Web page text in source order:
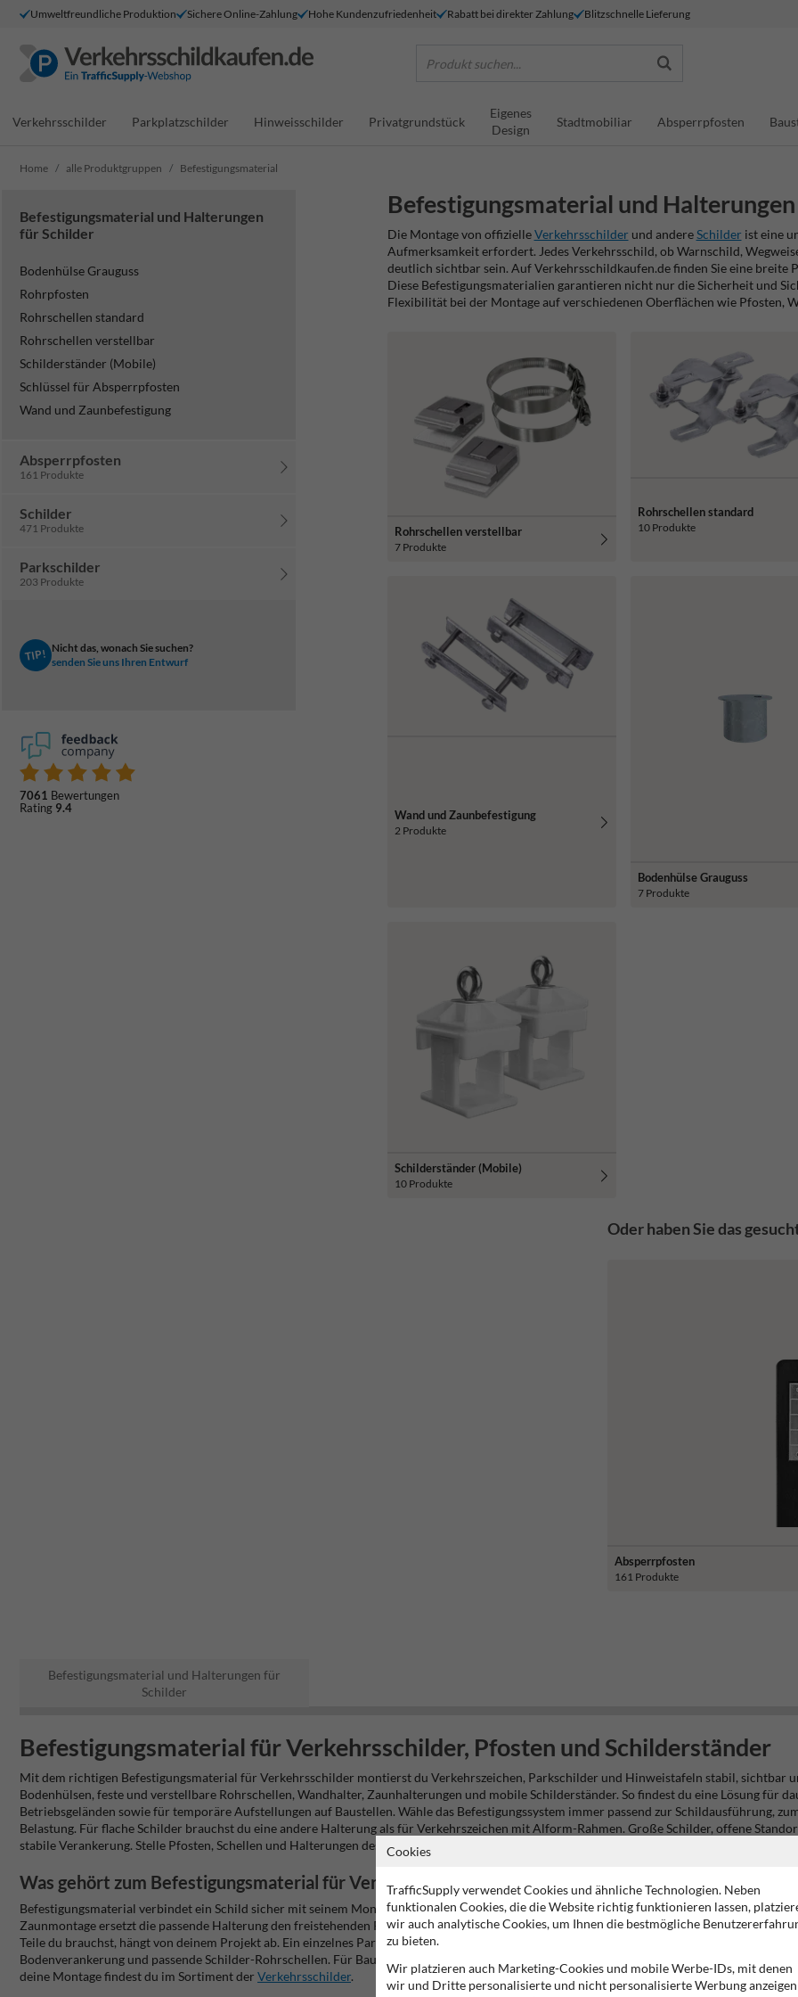
Umweltfreundliche Produktion Sichere Online-Zahlung Hohe Kundenzufriedenheit Rabatt bei direkter Zahlung Blitzschnelle Lieferung
Produkt suchen...
Verkehrsschilder Parkplatzschilder Hinweisschilder Privatgrundstück
Eigenes
Design
Stadtmobiliar Absperrpfosten
Home alle Produktgruppen Befestigungsmaterial
Befestigungsmaterial und Halterungen
für Schilder
Bodenhülse Grauguss
Rohrpfosten
Rohrschellen standard
Rohrschellen verstellbar
Schilderständer (Mobile)
Schlüssel für Absperrpfosten
Wand und Zaunbefestigung
Absperrpfosten
161 Produkte
Schilder
471 Produkte
Parkschilder
203 Produkte
TIP! Nicht das, wonach Sie suchen?
senden Sie uns Ihren Entwurf
7061 Bewertungen
Rating 9.4
Befestigungsmaterial und
Die Montage von offizielleVerkehrsschilder und andereSchilder ist eine
Aufmerksamkeit erfordert. Jedes Verkehrsschild, ob Warnschild,
deutlich sichtbar sein. Auf Verkehrsschildkaufen.de finden Sie eine breite
Diese Befestigungsmaterialien garantieren nicht nur die Sicherheit und
Flexibilität bei der Montage auf verschiedenen Oberflächen wie Pfosten,
Rohrschellen verstellbar
7 Produkte
Rohrschellen standard
10 Produkte
Wand und Zaunbefestigung
2 Produkte
Bodenhülse Grauguss
7 Produkte
Schilderständer (Mobile)
10 Produkte
Oder haben Sie das
Absperrpfosten
161 Produkte
Befestigungsmaterial und Halterungen für
Schilder
Befestigungsmaterial für Verkehrsschilder, Pfosten und Schilderständer
Mit dem richtigen Befestigungsmaterial für Verkehrsschilder montierst du Verkehrszeichen, Parkschilder und Hinweistafeln stabil, sichtbar
Bodenhülsen, feste und verstellbare Rohrschellen, Wandhalter, Zaunhalterungen und mobile Schilderständer. So findest du eine Lösung für
Betriebsgeländen sowie für temporäre Aufstellungen auf Baustellen. Wähle das Befestigungssystem immer passend zur Schildausführung,
Belastung. Für flache Schilder brauchst du eine andere Halterung als für Verkehrszeichen mit Alform-Rahmen. Große Schilder, offene
stabile Verankerung. Stelle Pfosten, Schellen und Halterungen deshalb als vollständiges Montagesystem zusammen.
Was gehört zum Befestigungsmaterial für Verkehrsschilder?
Befestigungsmaterial verbindet ein Schild sicher mit seinem Montageort. Dazu zählen der tragende Pfosten, die eigentliche Verkehrsschild-
Zaunmontage ersetzt die passende Halterung den freistehenden Pfosten. Für vorübergehende Beschilderung kommen mobile
Teile du brauchst, hängt von deinem Projekt ab. Ein einzelnes Parkplatzschild an einer Mauer benötigt meist nur eine Wandhalterung. Ein
Bodenverankerung und passende Schilder-Rohrschellen. Für Baustellen ist häufig ein mobiles System sinnvoll, das sich schnell aufstellen,
deine Montage findest du im Sortiment der Verkehrsschilder.
Cookies
TrafficSupply verwendet Cookies und ähnliche Technologien. Neben
funktionalen Cookies, die die Website richtig funktionieren lassen,
wir auch analytische Cookies, um Ihnen die bestmögliche
zu bieten.
Wir platzieren auch Marketing-Cookies und mobile Werbe-IDs, mit denen
wir und Dritte personalisierte und nicht personalisierte Werbung anzeigen